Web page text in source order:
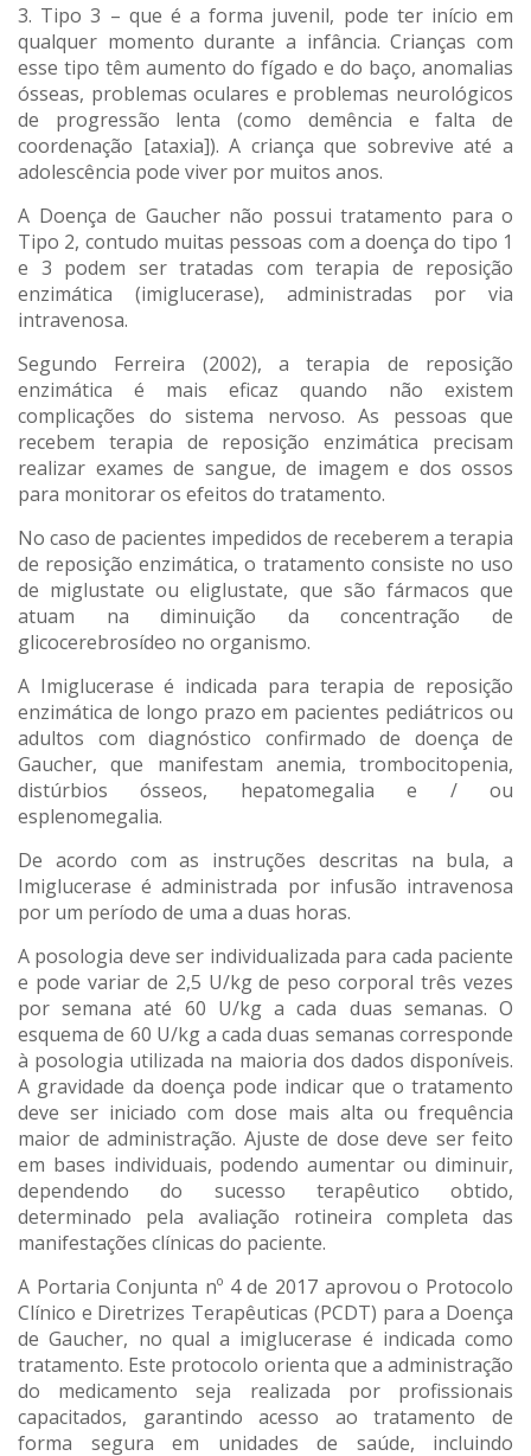
3. Tipo 3 – que é a forma juvenil, pode ter início em
qualquer momento durante a infância. Crianças com
esse tipo têm aumento do fígado e do baço, anomalias
ósseas, problemas oculares e problemas neurológicos
de progressão lenta (como demência e falta de
coordenação [ataxia]). A criança que sobrevive até a
adolescência pode viver por muitos anos.
A Doença de Gaucher não possui tratamento para o
Tipo 2, contudo muitas pessoas com a doença do tipo 1
e 3 podem ser tratadas com terapia de reposição
enzimática (imiglucerase), administradas por via
intravenosa.
Segundo Ferreira (2002), a terapia de reposição
enzimática é mais eficaz quando não existem
complicações do sistema nervoso. As pessoas que
recebem terapia de reposição enzimática precisam
realizar exames de sangue, de imagem e dos ossos
para monitorar os efeitos do tratamento.
No caso de pacientes impedidos de receberem a terapia
de reposição enzimática, o tratamento consiste no uso
de miglustate ou eliglustate, que são fármacos que
atuam na diminuição da concentração de
glicocerebrosídeo no organismo.
A Imiglucerase é indicada para terapia de reposição
enzimática de longo prazo em pacientes pediátricos ou
adultos com diagnóstico confirmado de doença de
Gaucher, que manifestam anemia, trombocitopenia,
distúrbios ósseos, hepatomegalia e / ou
esplenomegalia.
De acordo com as instruções descritas na bula, a
Imiglucerase é administrada por infusão intravenosa
por um período de uma a duas horas.
A posologia deve ser individualizada para cada paciente
e pode variar de 2,5 U/kg de peso corporal três vezes
por semana até 60 U/kg a cada duas semanas. O
esquema de 60 U/kg a cada duas semanas corresponde
à posologia utilizada na maioria dos dados disponíveis.
A gravidade da doença pode indicar que o tratamento
deve ser iniciado com dose mais alta ou frequência
maior de administração. Ajuste de dose deve ser feito
em bases individuais, podendo aumentar ou diminuir,
dependendo do sucesso terapêutico obtido,
determinado pela avaliação rotineira completa das
manifestações clínicas do paciente.
A Portaria Conjunta nº 4 de 2017 aprovou o Protocolo
Clínico e Diretrizes Terapêuticas (PCDT) para a Doença
de Gaucher, no qual a imiglucerase é indicada como
tratamento. Este protocolo orienta que a administração
do medicamento seja realizada por profissionais
capacitados, garantindo acesso ao tratamento de
forma segura em unidades de saúde, incluindo